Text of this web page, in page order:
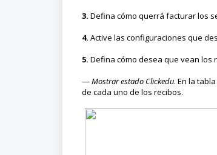
3. Defina cómo querrá facturar los
4. Active las configuraciones que
5. Defina cómo desea que vean los
—Mostrar estado Clickedu. En la
de cada uno de los recibos.